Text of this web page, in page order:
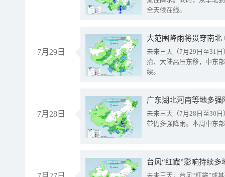
全天候在线。
7月29日
大范围降雨将贯穿南
未来三天（7月29日至31
抬、大陆高压东移，中东
续。
7月28日
广东湖北河南等地多
未来三天（7月28日至30
带仍多强降雨。本周中东
台风“红霞”影响持续
未来三天，台风“红霞”或